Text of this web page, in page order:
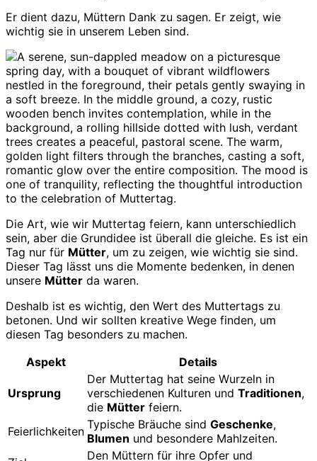
Er dient dazu, Müttern Dank zu sagen. Er zeigt, wie
wichtig sie in unserem Leben sind.
Die Art, wie wir Muttertag feiern, kann unterschiedlich
sein, aber die Grundidee ist überall die gleiche. Es ist ein
Tag nur für Mütter, um zu zeigen, wie wichtig sie sind.
Dieser Tag lässt uns die Momente bedenken, in denen
unsere Mütter da waren.
Deshalb ist es wichtig, den Wert des Muttertags zu
betonen. Und wir sollten kreative Wege finden, um
diesen Tag besonders zu machen.
Aspekt
Details
Ursprung
Der Muttertag hat seine Wurzeln in
verschiedenen Kulturen und Traditionen,
die Mütter feiern.
Feierlichkeiten Typische Bräuche sind Geschenke,
Blumen und besondere Mahlzeiten.
Den Müttern für ihre Opfer und